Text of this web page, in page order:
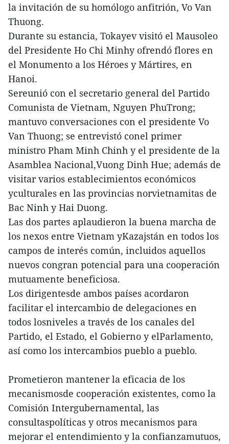
la invitación de su homólogo anfitrión, Vo Van
Thuong.
Durante su estancia, Tokayev visitó el Mausoleo
del Presidente Ho Chi Minhy ofrendó flores en
el Monumento a los Héroes y Mártires, en
Hanoi.
Sereunió con el secretario general del Partido
Comunista de Vietnam, Nguyen PhuTrong;
mantuvo conversaciones con el presidente Vo
Van Thuong; se entrevistó conel primer
ministro Pham Minh Chinh y el presidente de la
Asamblea Nacional,Vuong Dinh Hue; además de
visitar varios establecimientos económicos
yculturales en las provincias norvietnamitas de
Bac Ninh y Hai Duong.
Las dos partes aplaudieron la buena marcha de
los nexos entre Vietnam yKazajstán en todos los
campos de interés común, incluidos aquellos
nuevos congran potencial para una cooperación
mutuamente beneficiosa.
Los dirigentesde ambos países acordaron
facilitar el intercambio de delegaciones en
todos losniveles a través de los canales del
Partido, el Estado, el Gobierno y elParlamento,
así como los intercambios pueblo a pueblo.
Prometieron mantener la eficacia de los
mecanismosde cooperación existentes, como la
Comisión Intergubernamental, las
consultaspolíticas y otros mecanismos para
mejorar el entendimiento y la confianzamutuos,